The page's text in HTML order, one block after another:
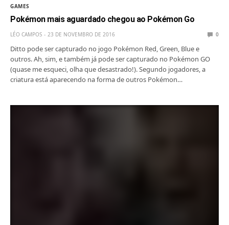
GAMES
Pokémon mais aguardado chegou ao Pokémon Go
LÉO CAMPOS 23 DE NOVEMBRO DE 2016 0
Ditto pode ser capturado no jogo Pokémon Red, Green, Blue e
outros. Ah, sim, e também já pode ser capturado no Pokémon GO
(quase me esqueci, olha que desastrado!). Segundo jogadores, a
criatura está aparecendo na forma de outros Pokémon…